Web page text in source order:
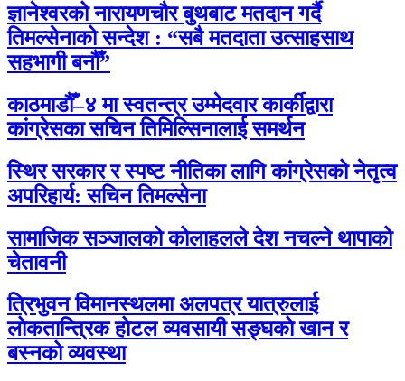
ज्ञानेश्वरको नारायणचौर बुथबाट मतदान गर्दै
तिमल्सेनाको सन्देश : “सबै मतदाता उत्साहसाथ
सहभागी बनौँ”
काठमाडौँ–४ मा स्वतन्त्र उम्मेदवार कार्कीद्वारा
कांग्रेसका सचिन तिमिल्सिनालाई समर्थन
स्थिर सरकार र स्पष्ट नीतिका लागि कांग्रेसको नेतृत्व
अपरिहार्य: सचिन तिमल्सेना
सामाजिक सञ्जालको कोलाहलले देश नचल्ने थापाको
चेतावनी
त्रिभुवन विमानस्थलमा अलपत्र यात्रुलाई
लोकतान्त्रिक होटल व्यवसायी सङ्घको खान र
बस्नको व्यवस्था